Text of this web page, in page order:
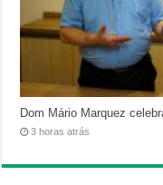
Dom Mário Marquez
3 horas atrás